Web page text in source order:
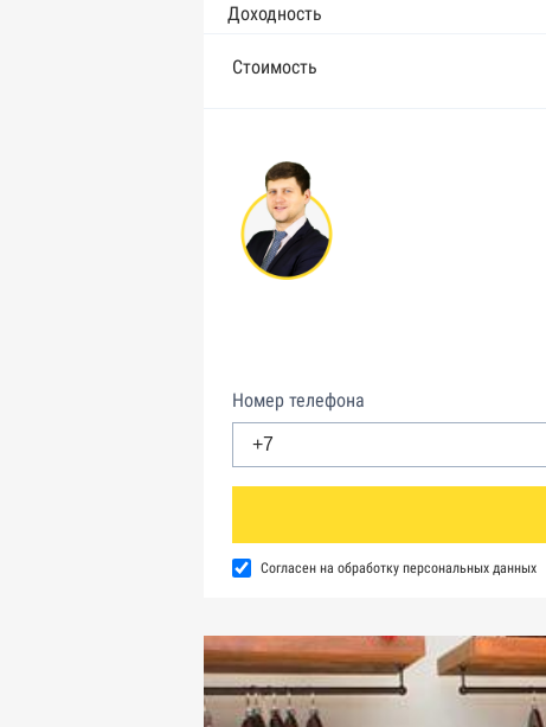
Доходность
Стоимость
Номер телефона
Согласен на обработку персональных данных